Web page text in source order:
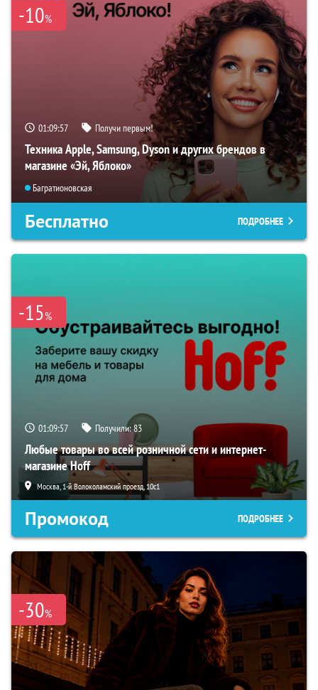
-10%
01:09:56 Получи первым!
Техника Apple, Samsung, Dyson и других брендов в
магазине «Эй, Яблоко»
Багратионовская
Бесплатно ПОДРОБНЕЕ
-15%
01:09:56 Получили:83
Любые товары во всей розничной сети и интернет-
магазине Hoff
Москва, 1-й Волоколамский проезд, 10с1
Промокод ПОДРОБНЕЕ
-30%